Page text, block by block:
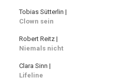
Tobias Sütterlin |
Clown sein
Robert Reitz |
Niemals nicht
Clara Sinn |
Lifeline